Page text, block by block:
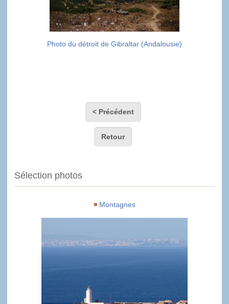
Photo du détroit de Gibraltar (Andalousie)
< Précédent
Retour
Sélection photos
Montagnes